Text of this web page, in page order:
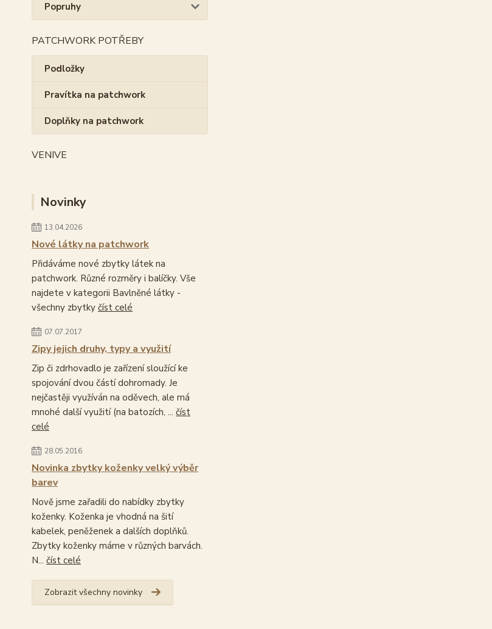
Popruhy
PATCHWORK POTŘEBY
Podložky
Pravítka na patchwork
Doplňky na patchwork
VENIVE
Novinky
13.04.2026
Nové látky na patchwork
Přidáváme nové zbytky látek na
patchwork. Různé rozměry i balíčky. Vše
najdete v kategorii Bavlněné látky -
všechny zbytky číst celé
07.07.2017
Zipy jejich druhy, typy a využití
Zip či zdrhovadlo je zařízení sloužící ke
spojování dvou částí dohromady. Je
nejčastěji využíván na oděvech, ale má
mnohé další využití (na batozích, ... číst
celé
28.05.2016
Novinka zbytky koženky velký výběr
barev
Nově jsme zařadili do nabídky zbytky
koženky. Koženka je vhodná na šití
kabelek, peněženek a dalších doplňků.
Zbytky koženky máme v různých barvách.
N... číst celé
Zobrazit všechny novinky